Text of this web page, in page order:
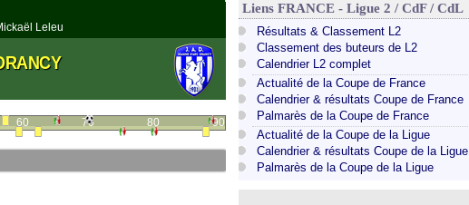
Leleu
60 70 80 90
Liens FRANCE - Ligue 2 / CdF / CdL
Résultats & Classement L2
Classement des buteurs de L2
Calendrier L2 complet
Actualité de la Coupe de France
Calendrier & résultats Coupe de France
Palmarès de la Coupe de France
Actualité de la Coupe de la Ligue
Calendrier & résultats Coupe de la Ligue
Palmarès de la Coupe de la Ligue